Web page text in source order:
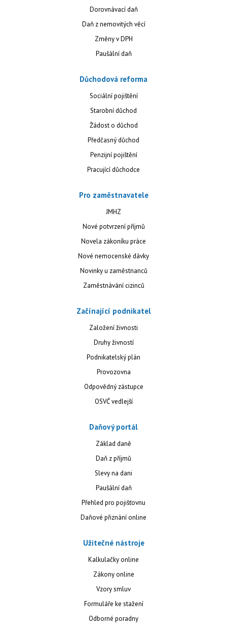
Dorovnávací daň
Daň z nemovitých věcí
Změny v DPH
Paušální daň
Důchodová reforma
Sociální pojištění
Starobní důchod
Žádost o důchod
Předčasný důchod
Penzijní pojištění
Pracující důchodce
Pro zaměstnavatele
JMHZ
Nové potvrzení příjmů
Novela zákoníku práce
Nové nemocenské dávky
Novinky u zaměstnanců
Zaměstnávání cizinců
Začínající podnikatel
Založení živnosti
Druhy živností
Podnikatelský plán
Provozovna
Odpovědný zástupce
OSVČ vedlejší
Daňový portál
Základ daně
Daň z příjmů
Slevy na dani
Paušální daň
Přehled pro pojišťovnu
Daňové přiznání online
Užitečné nástroje
Kalkulačky online
Zákony online
Vzory smluv
Formuláře ke stažení
Odborné poradny